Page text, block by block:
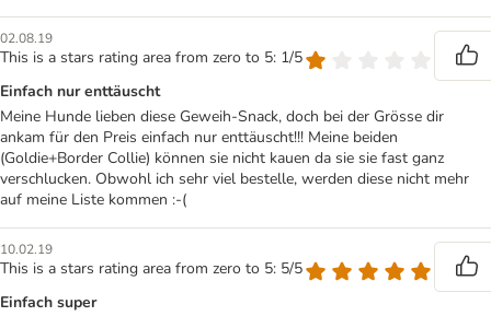
02.08.19
This is a stars rating area from zero to 5: 1/5
Einfach nur enttäuscht
Meine Hunde lieben diese Geweih-Snack, doch bei der Grösse dir
ankam für den Preis einfach nur enttäuscht!!! Meine beiden
(Goldie+Border Collie) können sie nicht kauen da sie sie fast ganz
verschlucken. Obwohl ich sehr viel bestelle, werden diese nicht mehr
auf meine Liste kommen :-(
10.02.19
This is a stars rating area from zero to 5: 5/5
Einfach super